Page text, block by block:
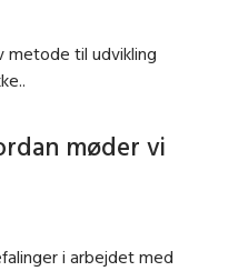
metode til udvikling
møder vi
i arbejdet med